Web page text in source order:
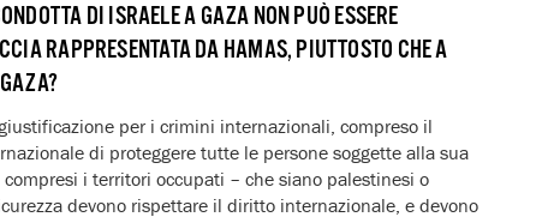
DI ISRAELE A GAZA NON PUÒ ESSERE
RAPPRESENTATA DA HAMAS, PIUTTOSTO CHE A
per i crimini internazionali, compreso il
di proteggere tutte le persone soggette alla sua
i territori occupati – che siano palestinesi o
devono rispettare il diritto internazionale, e devono